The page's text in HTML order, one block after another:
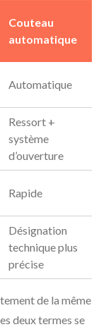
Couteau
automatique
Automatique
Ressort +
système
d’ouverture
Rapide
Désignation
technique plus
précise
de la même
deux termes se